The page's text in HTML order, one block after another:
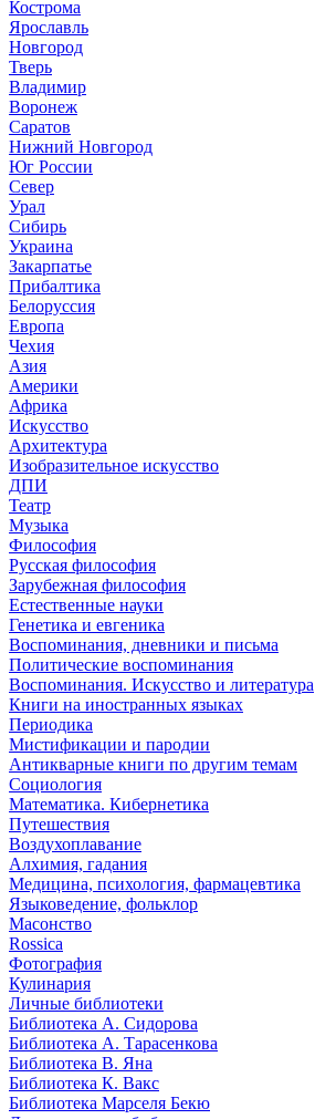
Кострома
Ярославль
Новгород
Тверь
Владимир
Воронеж
Саратов
Нижний Новгород
Юг России
Север
Урал
Сибирь
Украина
Закарпатье
Прибалтика
Белоруссия
Европа
Чехия
Азия
Америки
Африка
Искусство
Архитектура
Изобразительное искусство
ДПИ
Театр
Музыка
Философия
Русская философия
Зарубежная философия
Естественные науки
Генетика и евгеника
Воспоминания, дневники и письма
Политические воспоминания
Воспоминания. Искусство и литература
Книги на иностранных языках
Периодика
Мистификации и пародии
Антикварные книги по другим темам
Социология
Математика. Кибернетика
Путешествия
Воздухоплавание
Алхимия, гадания
Медицина, психология, фармацевтика
Языковедение, фольклор
Масонство
Rossica
Фотография
Кулинария
Личные библиотеки
Библиотека А. Сидорова
Библиотека А. Тарасенкова
Библиотека В. Яна
Библиотека К. Вакс
Библиотека Марселя Бекю